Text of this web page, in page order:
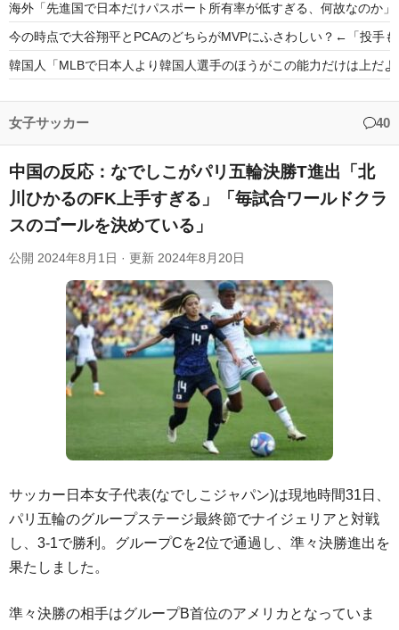
海外「先進国で日本だけパスポート所有率が低すぎる、何故なのか」
今の時点で大谷翔平とPCAのどちらがMVPにふさわしい？←「投手
韓国人「MLBで日本人より韓国人選手のほうがこの能力だけは上だよ
【海外の反応】今永昇太のユーモアが全米を笑わす【MLB】
Powered by livedoor 相互RSS
女子サッカー 40
中国の反応：なでしこがパリ五輪決勝T進出「北
川ひかるのFK上手すぎる」「毎試合ワールドクラ
スのゴールを決めている」
公開 2024年8月1日 · 更新 2024年8月20日
サッカー日本女子代表(なでしこジャパン)は現地時間31日、
パリ五輪のグループステージ最終節でナイジェリアと対戦
し、3-1で勝利。グループCを2位で通過し、準々決勝進出を
果たしました。
準々決勝の相手はグループB首位のアメリカとなっていま